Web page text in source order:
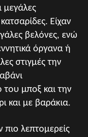
μεγάλες
Είχαν
βελόνες, ενώ
όργανα ή
στιγμές την
μποξ και την
και με βαράκια.
πιο λεπτομερείς